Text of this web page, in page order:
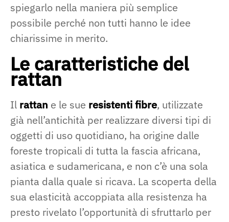
spiegarlo nella maniera più semplice
possibile perché non tutti hanno le idee
chiarissime in merito.
Le caratteristiche del
rattan
Il rattan e le sue resistenti fibre, utilizzate
già nell’antichità per realizzare diversi tipi di
oggetti di uso quotidiano, ha origine dalle
foreste tropicali di tutta la fascia africana,
asiatica e sudamericana, e non c’è una sola
pianta dalla quale si ricava. La scoperta della
sua elasticità accoppiata alla resistenza ha
presto rivelato l’opportunità di sfruttarlo per